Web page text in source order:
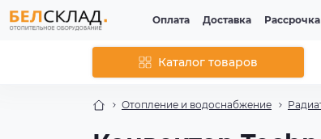
Оплата Доставка Рассрочка
Каталог товаров
Отопление и водоснабжение